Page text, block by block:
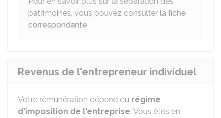
patrimoines, vous pouvez consulter la fiche
correspondante.
Revenus de l'entrepreneur individuel
Votre rémunération dépend du régime
d'imposition de l'entreprise. Vous êtes en